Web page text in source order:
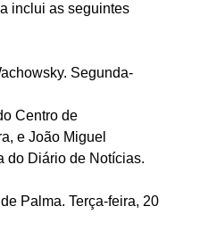
inclui as seguintes
Segunda-
Centro de
e João Miguel
do Diário de Notícias.
Palma. Terça-feira, 20